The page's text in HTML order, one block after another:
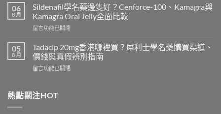
錢
2026
Viagra
粒
多
錢？
與
效
而
鋼
必
利
勁
怎
2026
06
8 月
Sildenafil學名藥邊隻好？Cenforce-100、Kamagra與
Kamagra Oral Jelly全面比較
在
學
名
藥
邊
Cenforce-
留言功能已關閉
05
8 月
Tadacip 20mg香港哪裡買？犀利士學名藥購買渠道、
價錢與真假辨別指南
在
香
港
留言功能已關閉
熱點關注HOT